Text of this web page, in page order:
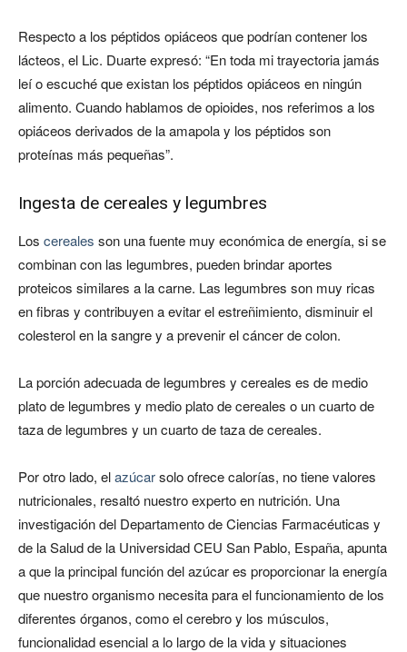
Respecto a los péptidos opiáceos que podrían contener los
lácteos, el Lic. Duarte expresó: “En toda mi trayectoria jamás
leí o escuché que existan los péptidos opiáceos en ningún
alimento. Cuando hablamos de opioides, nos referimos a los
opiáceos derivados de la amapola y los péptidos son
proteínas más pequeñas”.
Ingesta de cereales y legumbres
Los cereales son una fuente muy económica de energía, si se
combinan con las legumbres, pueden brindar aportes
proteicos similares a la carne. Las legumbres son muy ricas
en fibras y contribuyen a evitar el estreñimiento, disminuir el
colesterol en la sangre y a prevenir el cáncer de colon.
La porción adecuada de legumbres y cereales es de medio
plato de legumbres y medio plato de cereales o un cuarto de
taza de legumbres y un cuarto de taza de cereales.
Por otro lado, elazúcarsolo ofrece calorías, no tiene valores
nutricionales, resaltó nuestro experto en nutrición. Una
investigación del Departamento de Ciencias Farmacéuticas y
de la Salud de la Universidad CEU San Pablo, España, apunta
a que la principal función del azúcar es proporcionar la energía
que nuestro organismo necesita para el funcionamiento de los
diferentes órganos, como el cerebro y los músculos,
funcionalidad esencial a lo largo de la vida y situaciones